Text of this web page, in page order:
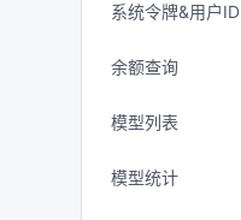
系统令牌&用户ID
余额查询
模型列表
模型统计